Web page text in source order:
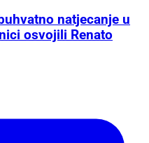
natjecanje u
osvojili Renato